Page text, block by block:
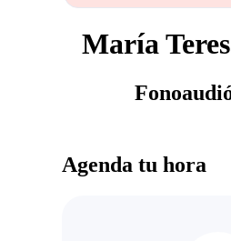
María
Agenda tu hora